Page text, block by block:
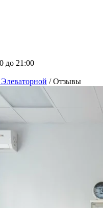
до 21:00
/Отзывы